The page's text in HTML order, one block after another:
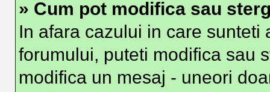
» Cum pot modifica sau
In afara cazului in care
forumului, puteti modifica sau
modifica un mesaj - uneori